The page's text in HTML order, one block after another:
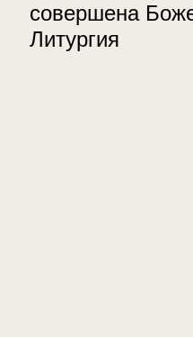
совершена
Литургия